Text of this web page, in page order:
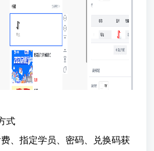
式
、指定学员、密码、兑换码获